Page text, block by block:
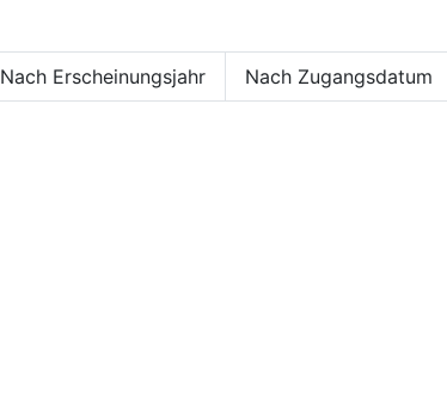
Nach Erscheinungsjahr Nach Zugangsdatum